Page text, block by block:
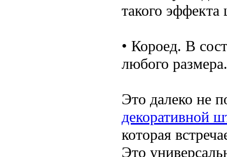
такого эффекта
• Короед. В
любого
Это далеко не
декоративной
которая
Это